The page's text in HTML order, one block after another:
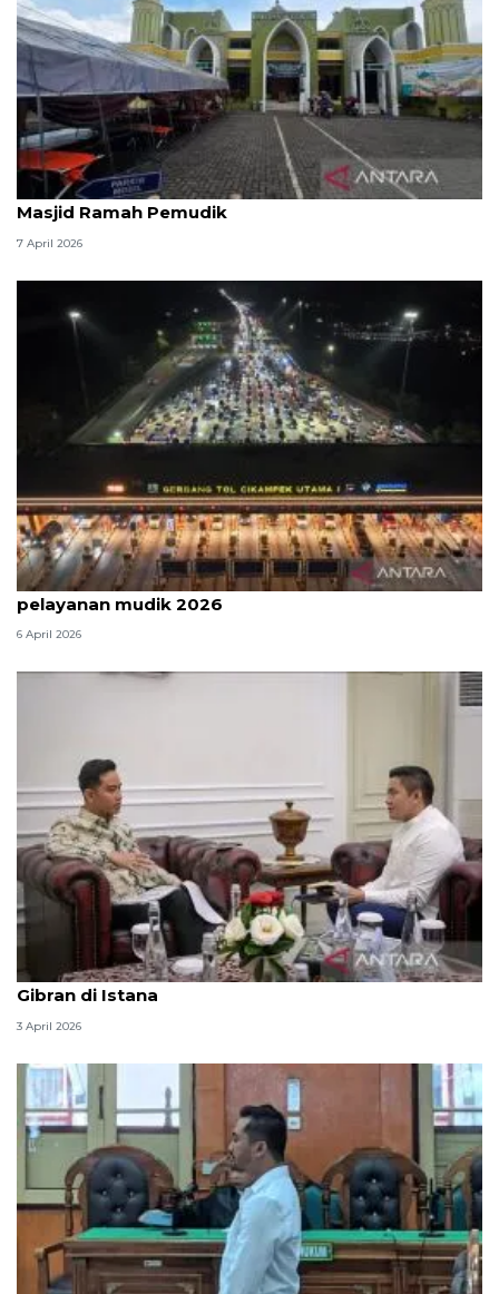
Kemenag: 3,5 juta orang manfaatkan layanan
Masjid Ramah Pemudik
7 April 2026
Survei: 88,8 persen responden puas dengan
pelayanan mudik 2026
6 April 2026
Seskab Teddy silaturahmi Idul Fitri ke Wapres
Gibran di Istana
3 April 2026